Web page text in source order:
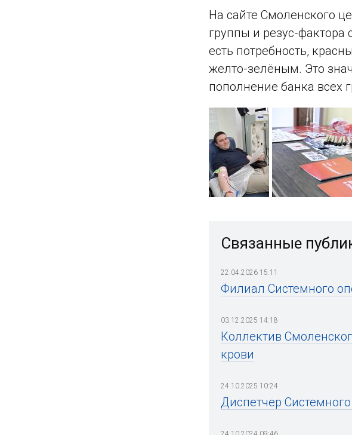
На сайте Смоленского
группы и резус-
есть потребность,
желто-зелёным. Это
пополнение банка всех
Связанные
22.04.2026 15:11
Филиал Системного
03.12.2025 14:18
Коллектив
крови
24.10.2025 10:24
Диспетчер